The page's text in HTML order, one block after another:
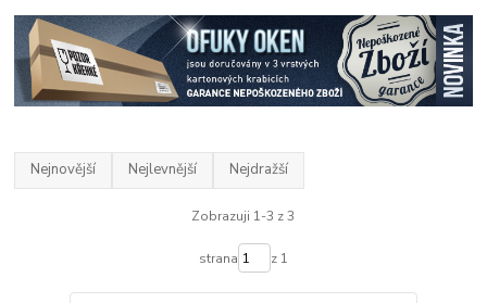
Nejnovější Nejlevnější Nejdražší
Zobrazuji 1-3 z 3
strana z 1